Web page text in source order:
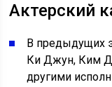
Актерский
В предыдущих
Ки Джун, Ким
другими